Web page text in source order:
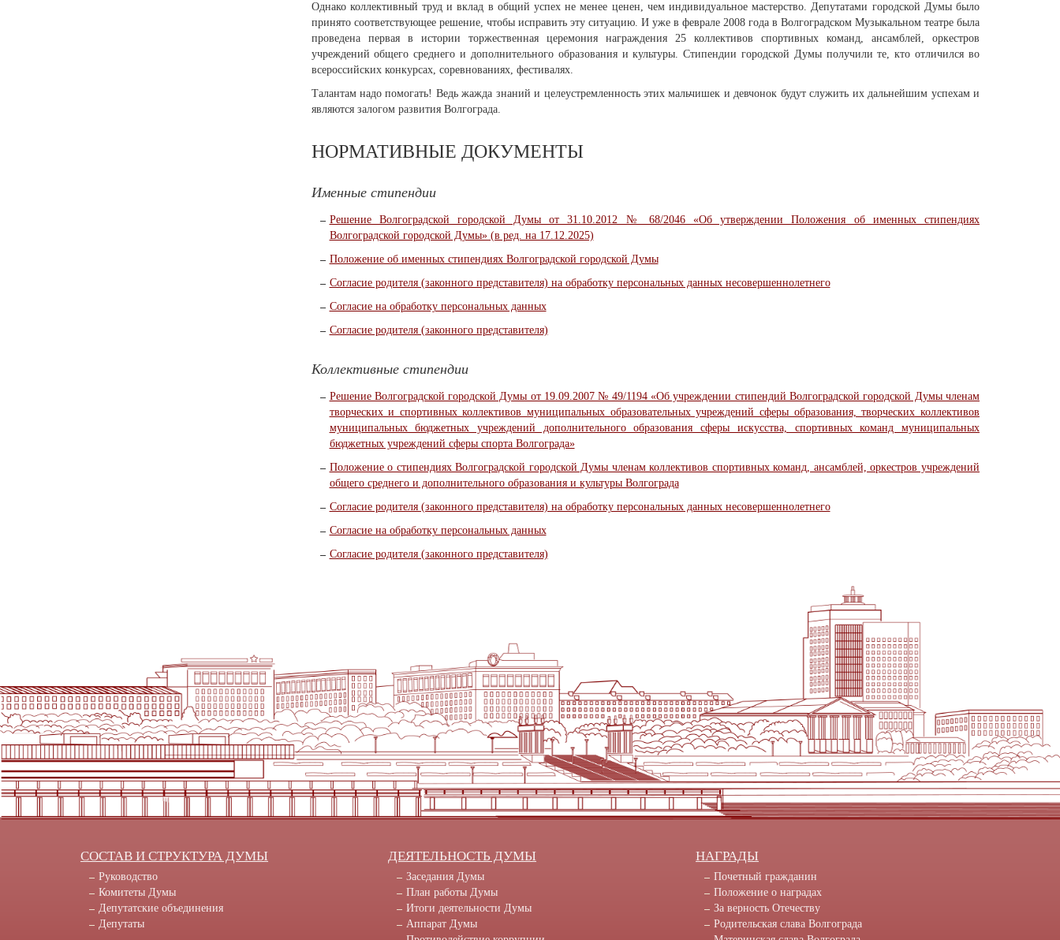
Однако коллективный труд и вклад в общий успех не менее ценен, чем индивидуальное мастерство. Депутатами городской Думы было
принято соответствующее решение, чтобы исправить эту ситуацию. И уже в феврале 2008 года в Волгоградском Музыкальном театре была
проведена первая в истории торжественная церемония награждения 25 коллективов спортивных команд, ансамблей, оркестров
учреждений общего среднего и дополнительного образования и культуры. Стипендии городской Думы получили те, кто отличился во
всероссийских конкурсах, соревнованиях, фестивалях.
Талантам надо помогать! Ведь жажда знаний и целеустремленность этих мальчишек и девчонок будут служить их дальнейшим успехам и
являются залогом развития Волгограда.
НОРМАТИВНЫЕ ДОКУМЕНТЫ
Именные стипендии
Решение Волгоградской городской Думы от 31.10.2012 № 68/2046 «Об утверждении Положения об именных стипендиях
Волгоградской городской Думы» (в ред. на 17.12.2025)
Положение об именных стипендиях Волгоградской городской Думы
Согласие родителя (законного представителя) на обработку персональных данных несовершеннолетнего
Согласие на обработку персональных данных
Согласие родителя (законного представителя)
Коллективные стипендии
Решение Волгоградской городской Думы от 19.09.2007 № 49/1194 «Об учреждении стипендий Волгоградской городской Думы членам
творческих и спортивных коллективов муниципальных образовательных учреждений сферы образования, творческих коллективов
муниципальных бюджетных учреждений дополнительного образования сферы искусства, спортивных команд муниципальных
бюджетных учреждений сферы спорта Волгограда»
Положение о стипендиях Волгоградской городской Думы членам коллективов спортивных команд, ансамблей, оркестров учреждений
общего среднего и дополнительного образования и культуры Волгограда
Согласие родителя (законного представителя) на обработку персональных данных несовершеннолетнего
Согласие на обработку персональных данных
Согласие родителя (законного представителя)
СОСТАВ И СТРУКТУРА ДУМЫ
Руководство
Комитеты Думы
Депутатские объединения
Депутаты
ДЕЯТЕЛЬНОСТЬ ДУМЫ
Заседания Думы
План работы Думы
Итоги деятельности Думы
Аппарат Думы
НАГРАДЫ
Почетный гражданин
Положение о наградах
За верность Отечеству
Родительская слава Волгограда